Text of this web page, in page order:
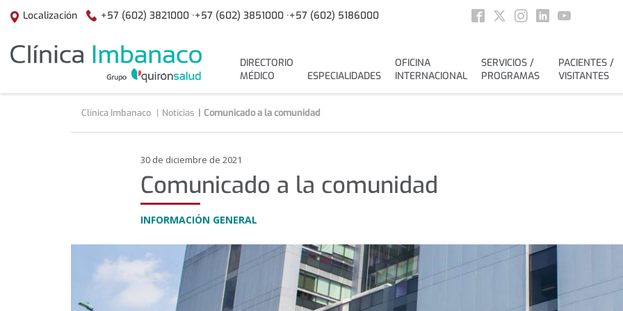
Localización +57 (602) 3821000 ·+57 (602) 3851000 ·+57 (602) 5186000
Social
DIRECTORIO
MÉDICO
ESPECIALIDADES
OFICINA
INTERNACIONAL
SERVICIOS /
PROGRAMAS
PACIENTES /
VISITANTES
Clínica Imbanaco Noticias Comunicado a la comunidad
30 de diciembre de 2021
Comunicado a la comunidad
INFORMACIÓN GENERAL